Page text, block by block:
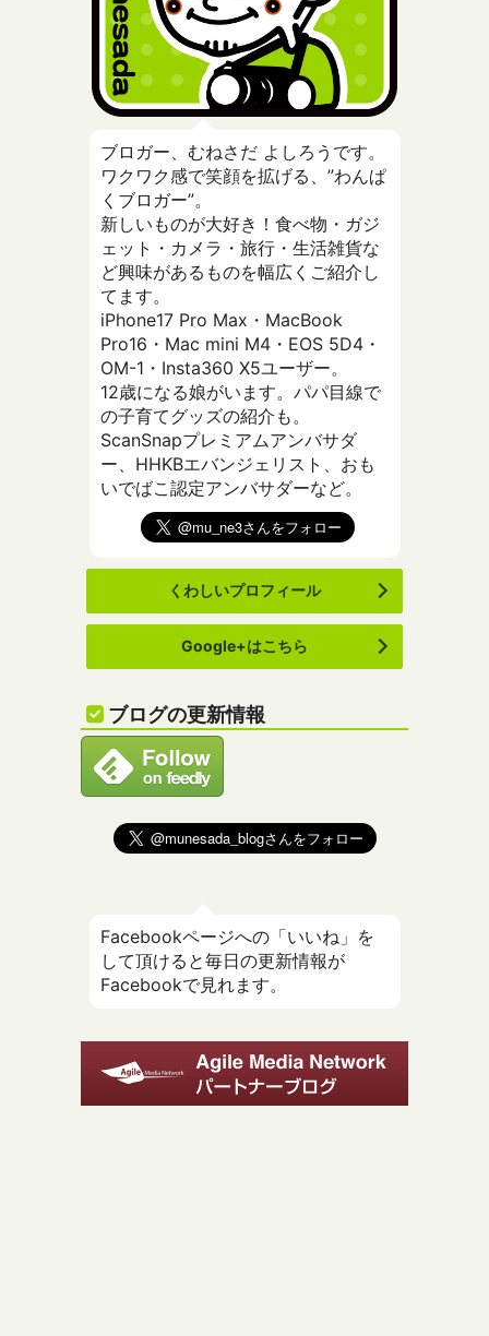
ブロガー、むねさだ よしろうです。
ワクワク感で笑顔を拡げる、”わんぱ
くブロガー”。
新しいものが大好き！食べ物・ガジ
ェット・カメラ・旅行・生活雑貨な
ど興味があるものを幅広くご紹介し
てます。
iPhone17 Pro Max・MacBook
Pro16・Mac mini M4・EOS 5D4・
OM-1・Insta360 X5ユーザー。
12歳になる娘がいます。パパ目線で
の子育てグッズの紹介も。
ScanSnapプレミアムアンバサダ
ー、HHKBエバンジェリスト、おも
いでばこ認定アンバサダーなど。
くわしいプロフィール
Google+はこちら
ブログの更新情報
Facebookページへの「いいね」を
して頂けると毎日の更新情報が
Facebookで見れます。